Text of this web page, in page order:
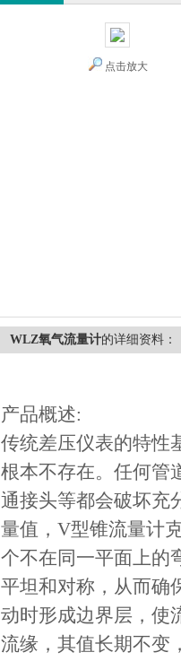
点击放大
WLZ氧气流量计的详细资料：
产品概述:
传统差压仪表的特性
根本不存在。任何管
通接头等都会破坏充
量值，V型锥流量计
个不在同一平面上的
平坦和对称，从而确
动时形成边界层，使
流缘，其值长期不变